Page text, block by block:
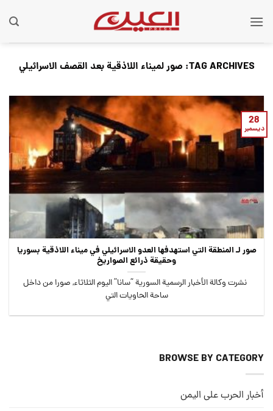
TAG ARCHIVES: صور لميناء اللاذقية بعد القصف الاسرائيلي
صور لـ المنطقة التي استهدفها العدو الاسرائيلي في ميناء اللاذقية بسوريا
وحقيقة ذرائع الصواريخ
نشرت وكالة الأخبار الرسمية السورية “سانا” اليوم الثلاثاء, صورا من داخل
ساحة الحاويات التي
28
ديسمبر
BROWSE BY CATEGORY
أخبار الحرب على اليمن